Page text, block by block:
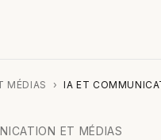
MÉDIAS › IA ET
ET MÉDIAS